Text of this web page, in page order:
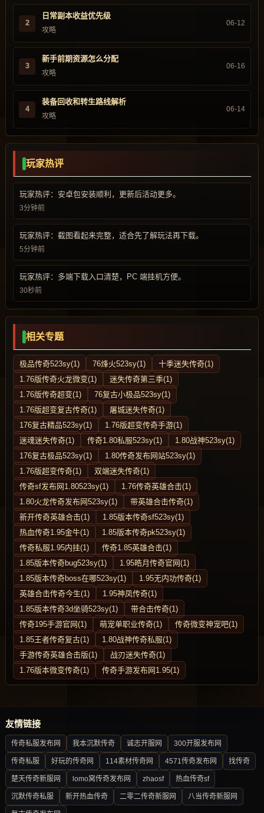
2
日常副本收益优先级
攻略
06-12
3
新手前期资源怎么分配
攻略
06-16
4
装备回收和转生路线解析
攻略
06-14
玩家热评
玩家热评：安卓包安装顺利，更新后活动更多。
3分钟前
玩家热评：截图看起来完整，适合先了解玩法再下载。
5分钟前
玩家热评：多端下载入口清楚，PC 端挂机方便。
30秒前
相关专题
极品传奇523sy(1) 76烽火523sy(1)
十季迷失传奇(1)
1.76版传奇火龙微变(1)
迷失传奇第三季(1)
1.76版传奇超变(1)
76复古小极品523sy(1)
1.76版超变复古传奇(1)
屠城迷失传奇(1)
176复古精品523sy(1)
1.76版超变传奇手游(1)
迷魂迷失传奇(1)
传奇1.80私服523sy(1)
1.80战神523sy(1)
176复古极品523sy(1)
1.80传奇发布网站523sy(1)
1.76版超变传奇(1)
双端迷失传奇(1)
传奇sf发布网1.80523sy(1)
1.76传奇英雄合击(1)
1.80火龙传奇发布网523sy(1)
带英雄合击传奇(1)
新开传奇英雄合击(1)
1.85版本传奇sf523sy(1)
热血传奇1.95金牛(1)
1.85版本传奇pk523sy(1)
传奇私服1.95内挂(1)
传奇1.85英雄合击(1)
1.85版本传奇bug523sy(1)
1.95皓月传奇官网(1)
1.85版本传奇boss在哪523sy(1)
1.95无内功传奇(1)
英雄合击传奇今生(1)
1.95神凤传奇(1)
1.85版本传奇3d坐骑523sy(1)
带合击传奇(1)
传奇195手游官网(1)
萌宠单职业传奇(1)
传奇微变神宠吧(1)
1.85王者传奇复古(1)
1.80战神传奇私服(1)
手游传奇英雄合击版(1)
战刃迷失传奇(1)
1.76版本微变传奇(1)
传奇手游发布网1.95(1)
友情链接
传奇私服发布网 我本沉默传奇 诚志开服网 300开服发布网
传奇私服 好玩的传奇网 114素材传奇网 4571传奇发布网 找传奇
楚天传奇新服网 lomo窝传奇发布网 zhaosf 热血传奇sf
沉默传奇私服 新开热血传奇 二零二传奇新服网 八当传奇新服网